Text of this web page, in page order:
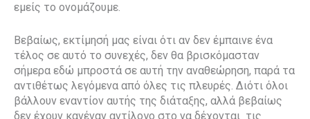
εμείς το ονομάζουμε.
Βεβαίως, εκτίμησή μας είναι ότι αν δεν έμπαινε ένα
τέλος σε αυτό το συνεχές, δεν θα βρισκόμασταν
σήμερα εδώ μπροστά σε αυτή την αναθεώρηση, παρά τα
αντιθέτως λεγόμενα από όλες τις πλευρές. Διότι όλοι
βάλλουν εναντίον αυτής της διάταξης, αλλά βεβαίως
δεν έχουν κανέναν αντίλογο στο να δέχονται τις